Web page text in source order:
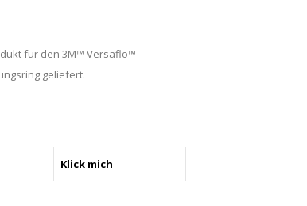
für den 3M™ Versaflo™
geliefert.
Klick mich